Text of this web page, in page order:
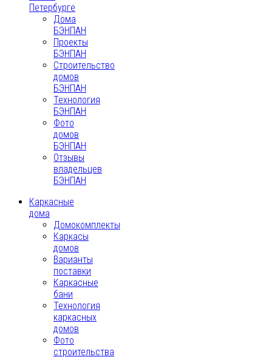
Петербурге
Дома
БЭНПАН
Проекты
БЭНПАН
Строительство
домов
БЭНПАН
Технология
БЭНПАН
Фото
домов
БЭНПАН
Отзывы
владельцев
БЭНПАН
Каркасные
дома
Домокомплекты
Каркасы
домов
Варианты
поставки
Каркасные
бани
Технология
каркасных
домов
Фото
строительства